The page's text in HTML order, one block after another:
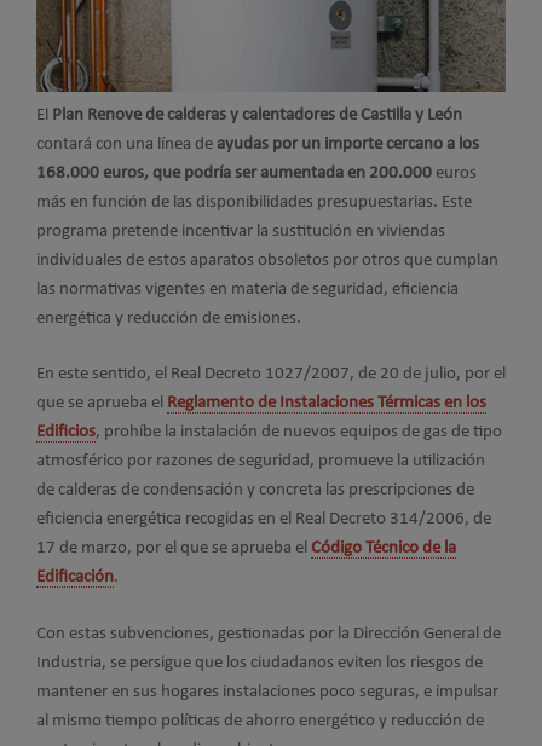
El Plan Renove de calderas y calentadores de Castilla y León
contará con una línea de ayudas por un importe cercano a los
168.000 euros, que podría ser aumentada en 200.000 euros
más en función de las disponibilidades presupuestarias. Este
programa pretende incentivar la sustitución en viviendas
individuales de estos aparatos obsoletos por otros que cumplan
las normativas vigentes en materia de seguridad, eficiencia
energética y reducción de emisiones.
En este sentido, el Real Decreto 1027/2007, de 20 de julio, por el
que se aprueba el Reglamento de Instalaciones Térmicas en los
Edificios, prohíbe la instalación de nuevos equipos de gas de tipo
atmosférico por razones de seguridad, promueve la utilización
de calderas de condensación y concreta las prescripciones de
eficiencia energética recogidas en el Real Decreto 314/2006, de
17 de marzo, por el que se aprueba el Código Técnico de la
Edificación.
Con estas subvenciones, gestionadas por la Dirección General de
Industria, se persigue que los ciudadanos eviten los riesgos de
mantener en sus hogares instalaciones poco seguras, e impulsar
al mismo tiempo políticas de ahorro energético y reducción de